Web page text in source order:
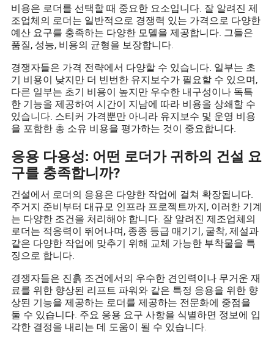
비용은 로더를 선택할 때 중요한 요소입니다. 잘 알려진 제
조업체의 로더는 일반적으로 경쟁력 있는 가격으로 다양한
예산 요구를 충족하는 다양한 모델을 제공합니다. 그들은
품질, 성능, 비용의 균형을 보장합니다.
경쟁자들은 가격 전략에서 다양할 수 있습니다. 일부는 초
기 비용이 낮지만 더 빈번한 유지보수가 필요할 수 있으며,
다른 일부는 초기 비용이 높지만 우수한 내구성이나 독특
한 기능을 제공하여 시간이 지남에 따라 비용을 상쇄할 수
있습니다. 스티커 가격뿐만 아니라 유지보수 및 운영 비용
을 포함한 총 소유 비용을 평가하는 것이 중요합니다.
응용 다용성: 어떤 로더가 귀하의 건설 요
구를 충족합니까?
건설에서 로더의 응용은 다양한 작업에 걸쳐 확장됩니다.
주거지 준비부터 대규모 인프라 프로젝트까지, 이러한 기계
는 다양한 조건을 처리해야 합니다. 잘 알려진 제조업체의
로더는 적응력이 뛰어나며, 종종 등급 매기기, 굴착, 제설과
같은 다양한 작업에 맞추기 위해 교체 가능한 부착물을 특
징으로 합니다.
경쟁자들은 진흙 조건에서의 우수한 견인력이나 무거운 재
료를 위한 향상된 리프트 파워와 같은 특정 응용을 위한 향
상된 기능을 제공하는 로더를 제공하는 전문화에 중점을
둘 수 있습니다. 주요 응용 요구 사항을 식별하면 정보에 입
각한 결정을 내리는 데 도움이 될 수 있습니다.